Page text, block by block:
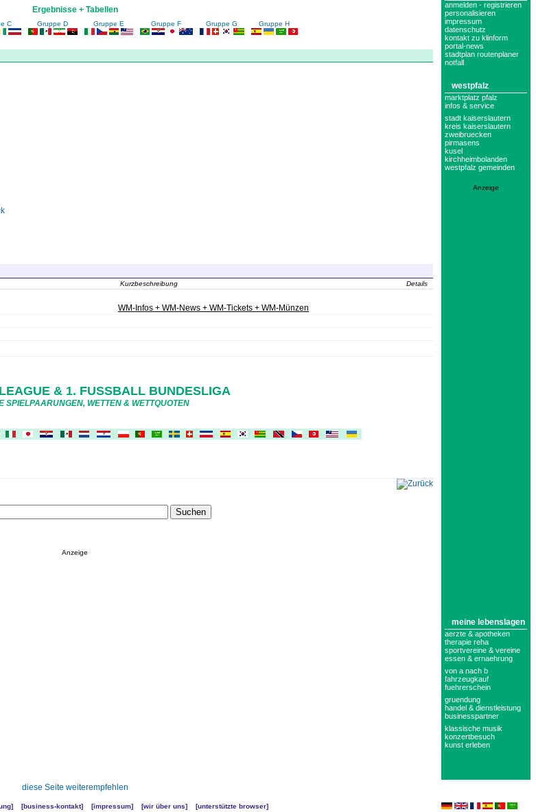
Ergebnisse + Tabellen
C Gruppe D Gruppe E Gruppe F Gruppe G Gruppe H
Kurzbeschreibung Details
WM-Infos + WM-News + WM-Tickets + WM-Münzen
& 1. FUSSBALL BUNDESLIGA
SPIELPAARUNGEN, WETTEN & WETTQUOTEN
Anzeige
anmelden - registrieren
personalisieren
impressum
datenschutz
kontakt zu klinform
portal-news
stadtplan routenplaner
notfall
westpfalz
marktplatz pfalz
infos & service
stadt kaiserslautern
kreis kaiserslautern
zweibruecken
pirmasens
kusel
kirchheimbolanden
westpfalz gemeinden
Anzeige
meine lebenslagen
aerzte & apotheken
therapie reha
sportvereine & vereine
essen & ernaehrung
von a nach b
fahrzeugkauf
fuehrerschein
gruendung
handel & dienstleistung
businesspartner
klassische musik
konzertbesuch
kunst erleben
diese Seite weiterempfehlen
] [business-kontakt] [impressum] [wir über uns] [unterstützte browser]